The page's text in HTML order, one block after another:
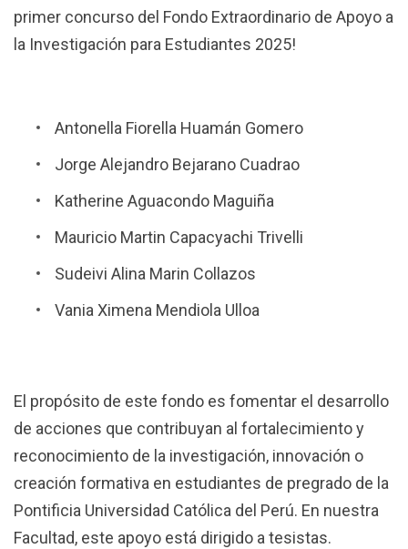
primer concurso del Fondo Extraordinario de Apoyo a
la Investigación para Estudiantes 2025!
Antonella Fiorella Huamán Gomero
Jorge Alejandro Bejarano Cuadrao
Katherine Aguacondo Maguiña
Mauricio Martin Capacyachi Trivelli
Sudeivi Alina Marin Collazos
Vania Ximena Mendiola Ulloa
El propósito de este fondo es fomentar el desarrollo
de acciones que contribuyan al fortalecimiento y
reconocimiento de la investigación, innovación o
creación formativa en estudiantes de pregrado de la
Pontificia Universidad Católica del Perú. En nuestra
Facultad, este apoyo está dirigido a tesistas.